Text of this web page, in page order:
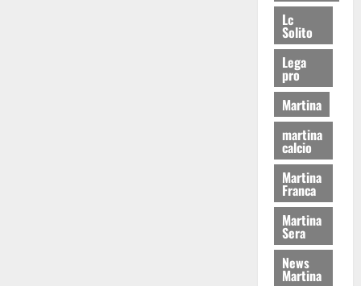
Lc
Solito
Lega
pro
Martina
martina
calcio
Martina
Franca
Martina
Sera
News
Martina